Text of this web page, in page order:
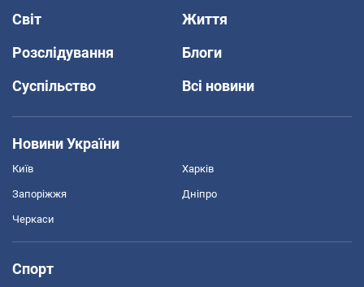
Світ
Життя
Розслідування
Блоги
Суспільство
Всі новини
Новини України
Київ Харків
Запоріжжя Дніпро
Черкаси
Спорт